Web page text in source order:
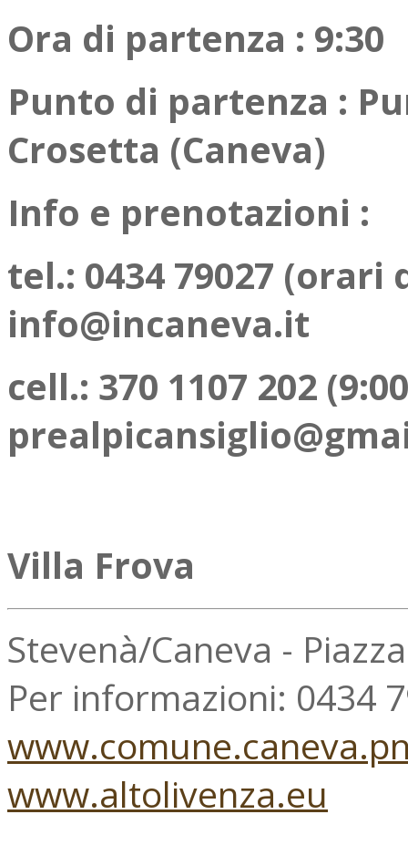
Ora di partenza : 9:30
Punto di partenza :
Crosetta (Caneva)
Info e prenotazioni :
tel.: 0434 79027
info@incaneva.it
cell.: 370 1107 202
Villa Frova
Stevenà/Caneva -
Per informazioni: 0434
www.altolivenza.eu